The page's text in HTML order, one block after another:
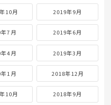
1月 2020年12月
10月 2020年9月
7月 2020年6月
4月 2020年3月
1月 2019年12月